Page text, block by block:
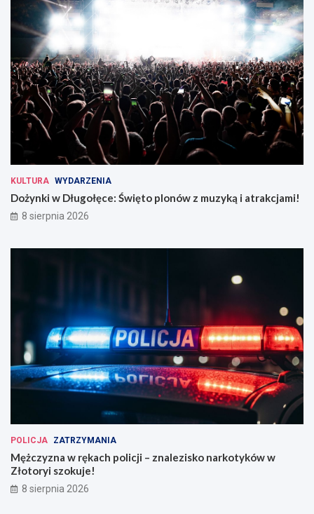
KULTURA WYDARZENIA
Dożynki w Długołęce: Święto plonów z muzyką i atrakcjami!
8 sierpnia 2026
POLICJA ZATRZYMANIA
Mężczyzna w rękach policji – znalezisko narkotyków w
Złotoryi szokuje!
8 sierpnia 2026